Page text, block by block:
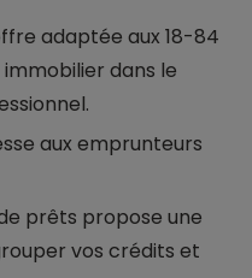
adaptée aux 18-84
dans le
aux emprunteurs
prêts propose une
vos crédits et